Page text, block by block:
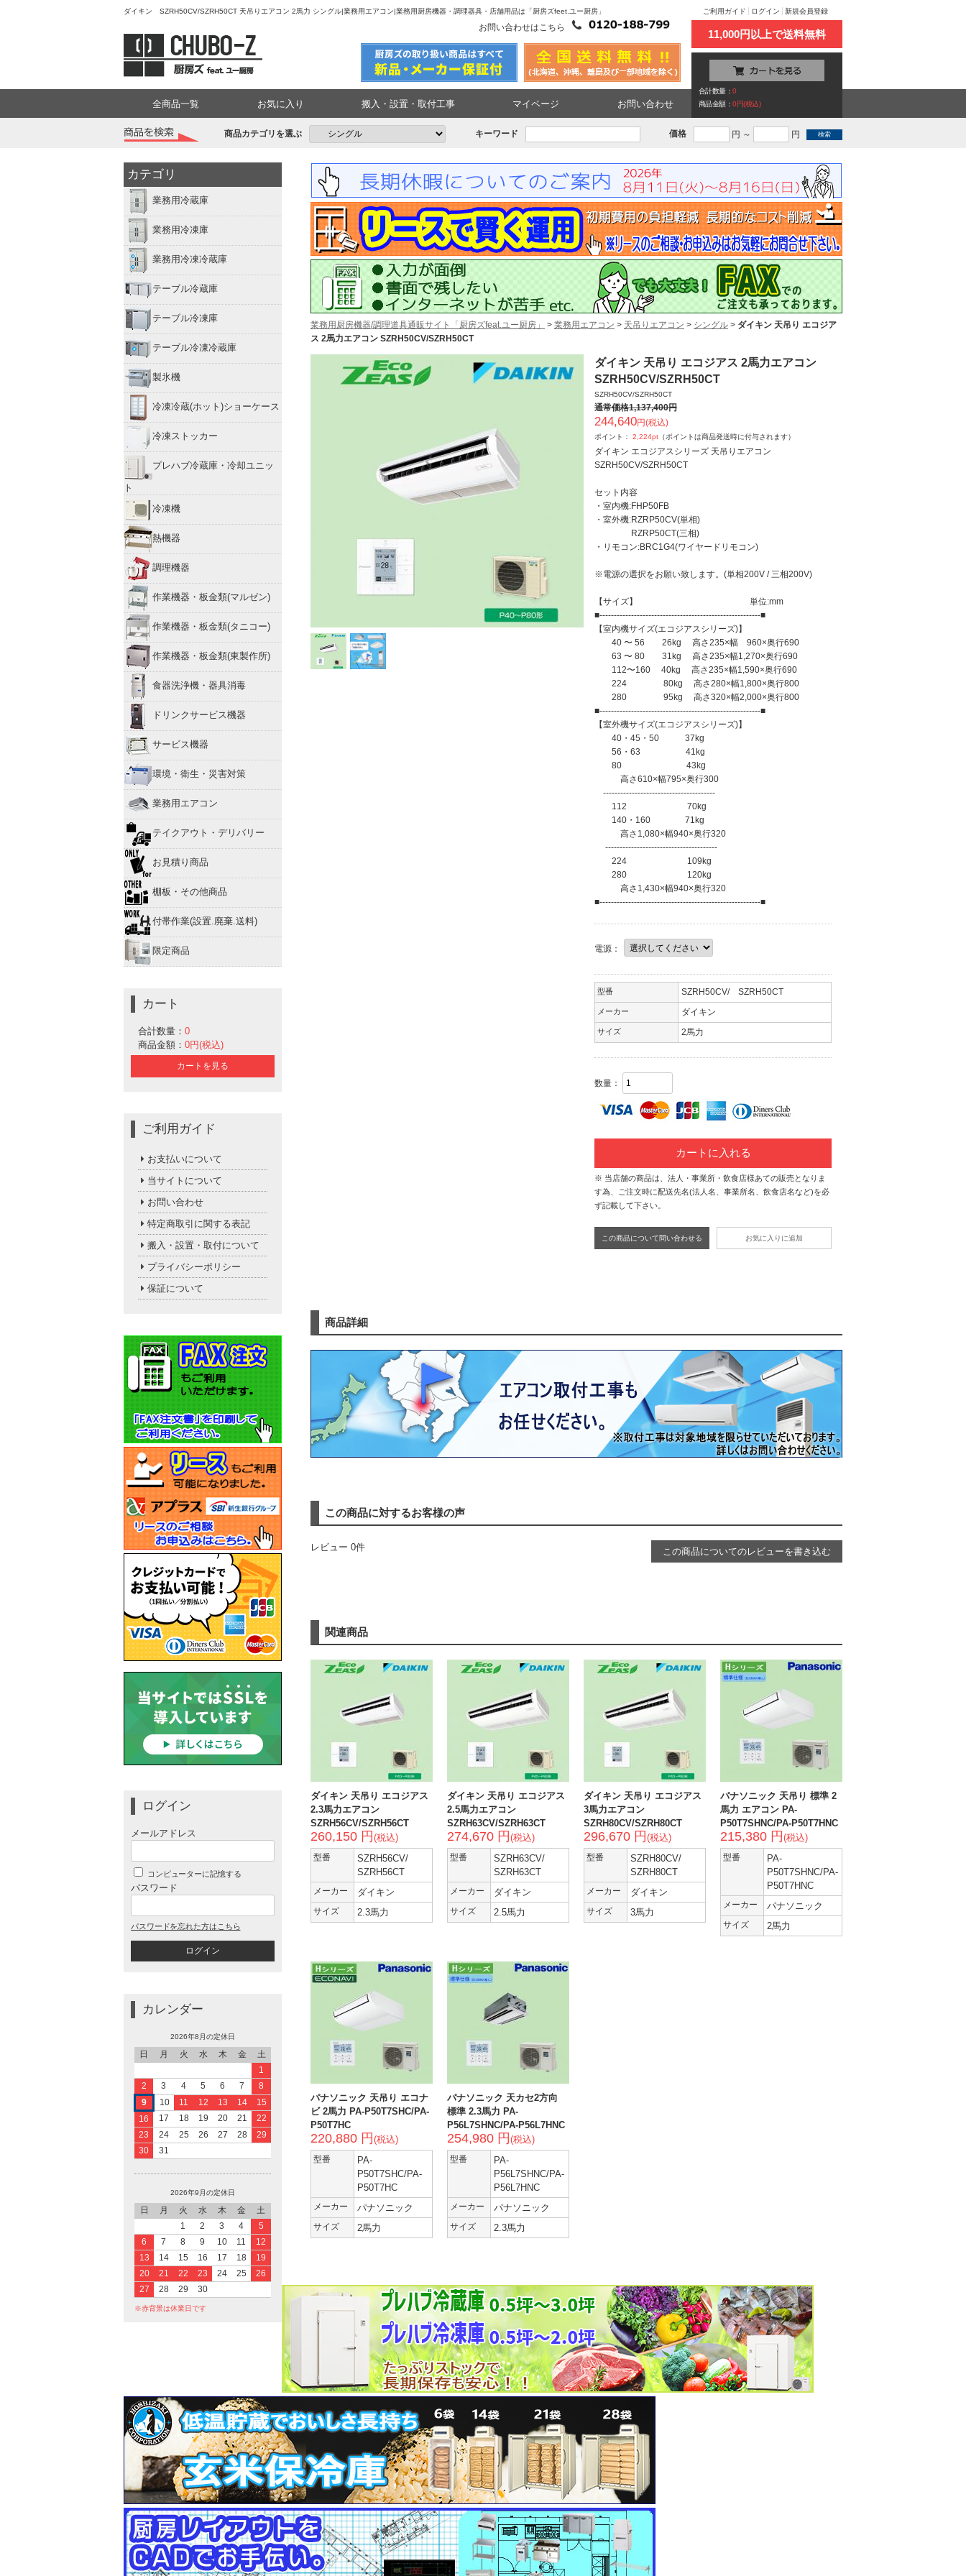
ダイキン SZRH50CV/SZRH50CT 天吊りエアコン 2馬力 シングル|業務用エアコン|業務用厨房機器・調理器具・店舗用品は「厨房ズfeet.ユー厨房」
お問い合わせはこちら
ご利用ガイド ログイン 新規会員登録
11,000円以上で送料無料
合計数量：0
商品金額：0円(税込)
全商品一覧 お気に入り 搬入・設置・取付工事 マイページ お問い合わせ
商品カテゴリを選ぶ キーワード 価格 円 ～ 円
カテゴリ
業務用冷蔵庫
業務用冷凍庫
業務用冷凍冷蔵庫
テーブル冷蔵庫
テーブル冷凍庫
テーブル冷凍冷蔵庫
製氷機
冷凍冷蔵(ホット)ショーケース
冷凍ストッカー
プレハブ冷蔵庫・冷却ユニッ
ト
冷凍機
熱機器
調理機器
作業機器・板金類(マルゼン)
作業機器・板金類(タニコー)
作業機器・板金類(東製作所)
食器洗浄機・器具消毒
ドリンクサービス機器
サービス機器
環境・衛生・災害対策
業務用エアコン
テイクアウト・デリバリー
お見積り商品
棚板・その他商品
付帯作業(設置.廃棄.送料)
限定商品
カート
合計数量： 0
商品金額： 0円(税込)
カートを見る
ご利用ガイド
お支払いについて
当サイトについて
お問い合わせ
特定商取引に関する表記
搬入・設置・取付について
プライバシーポリシー
保証について
ログイン
メールアドレス
コンピューターに記憶する
パスワード
パスワードを忘れた方はこちら
カレンダー
2026年8月の定休日
日 月 火 水 木 金
土
1
2
3 4 5 6 7
8
9
10 11 12 13 14
15
16
17 18 19 20 21
22
23
24 25 26 27 28
29
30
31
2026年9月の定休日
日 月 火 水 木 金
土
1
2 3 4
5
6
7 8 9 10 11
12
13
14 15 16 17 18
19
20
21 22 23 24 25
26
27
28 29 30
※赤背景は休業日です
業務用厨房機器/調理道具通販サイト「厨房ズfeat.ユー厨房」 > 業務用エアコン > 天吊りエアコン > シングル > ダイキン 天吊り エコジア
ス 2馬力エアコン SZRH50CV/SZRH50CT
ダイキン 天吊り エコジアス 2馬力エアコン
SZRH50CV/SZRH50CT
SZRH50CV/SZRH50CT
通常価格1,137,400円
244,640円(税込)
ポイント： 2,224pt （ポイントは商品発送時に付与されます）
ダイキン エコジアスシリーズ 天吊りエアコン
SZRH50CV/SZRH50CT
セット内容
・室内機:FHP50FB
・室外機:RZRP50CV(単相)
RZRP50CT(三相)
・リモコン:BRC1G4(ワイヤードリモコン)
※電源の選択をお願い致します。(単相200V / 三相200V)
【サイズ】 単位:mm
■--------------------------------------------------------■
【室内機サイズ(エコジアスシリーズ)】
40 〜 56 26kg 高さ235×幅 960×奥行690
63 〜 80 31kg 高さ235×幅1,270×奥行690
112〜160 40kg 高さ235×幅1,590×奥行690
224 80kg 高さ280×幅1,800×奥行800
280 95kg 高さ320×幅2,000×奥行800
■--------------------------------------------------------■
【室外機サイズ(エコジアスシリーズ)】
40・45・50 37kg
56・63 41kg
80 43kg
高さ610×幅795×奥行300
---------------------------------------
112 70kg
140・160 71kg
高さ1,080×幅940×奥行320
---------------------------------------
224 109kg
280 120kg
高さ1,430×幅940×奥行320
■--------------------------------------------------------■
電源：
型番 SZRH50CV/ SZRH50CT
メーカー ダイキン
サイズ 2馬力
数量：
カートに入れる
※ 当店舗の商品は、法人・事業所・飲食店様あての販売となりま
す為、ご注文時に配送先名(法人名、事業所名、飲食店名など)を必
ず記載して下さい。
この商品について問い合わせる お気に入りに追加
商品詳細
この商品に対するお客様の声
レビュー 0件 この商品についてのレビューを書き込む
関連商品
ダイキン 天吊り エコジアス
2.3馬力エアコン
SZRH56CV/SZRH56CT
260,150 円 (税込)
型番
SZRH56CV/
SZRH56CT
メーカー ダイキン
サイズ 2.3馬力
ダイキン 天吊り エコジアス
2.5馬力エアコン
SZRH63CV/SZRH63CT
274,670 円 (税込)
型番
SZRH63CV/
SZRH63CT
メーカー ダイキン
サイズ 2.5馬力
ダイキン 天吊り エコジアス
3馬力エアコン
SZRH80CV/SZRH80CT
296,670 円 (税込)
型番
SZRH80CV/
SZRH80CT
メーカー ダイキン
サイズ 3馬力
パナソニック 天吊り 標準 2
馬力 エアコン PA-
P50T7SHNC/PA-P50T7HNC
215,380 円 (税込)
型番
PA-
P50T7SHNC/PA-
P50T7HNC
メーカー パナソニック
サイズ 2馬力
パナソニック 天吊り エコナ
ビ 2馬力 PA-P50T7SHC/PA-
P50T7HC
220,880 円 (税込)
型番
PA-
P50T7SHC/PA-
P50T7HC
メーカー パナソニック
サイズ 2馬力
パナソニック 天カセ2方向
標準 2.3馬力 PA-
P56L7SHNC/PA-P56L7HNC
254,980 円 (税込)
型番
PA-
P56L7SHNC/PA-
P56L7HNC
メーカー パナソニック
サイズ 2.3馬力